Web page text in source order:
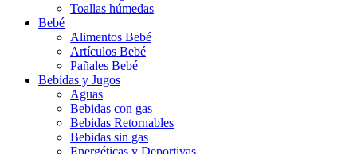
Toallas húmedas
Bebé
Alimentos Bebé
Artículos Bebé
Pañales Bebé
Bebidas y Jugos
Aguas
Bebidas con gas
Bebidas Retornables
Bebidas sin gas
Energéticas y Deportivas